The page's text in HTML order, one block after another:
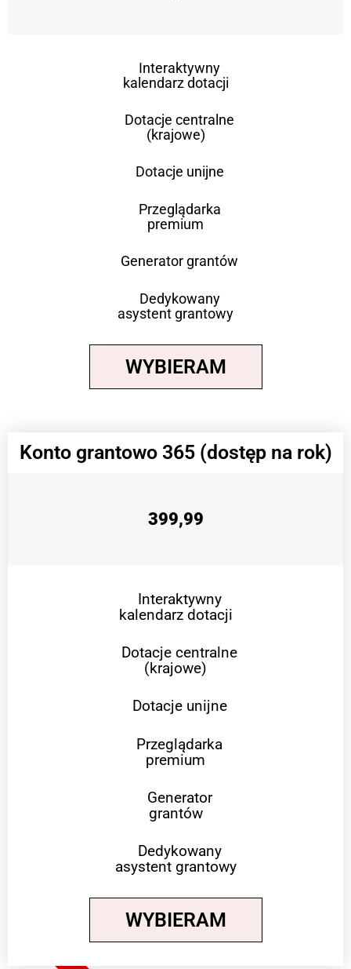
Interaktywny
kalendarz dotacji
Dotacje centralne
(krajowe)
Dotacje unijne
Przeglądarka
premium
Generator grantów
Dedykowany
asystent grantowy
WYBIERAM
Konto grantowo 365 (dostęp na rok)
399,99
Interaktywny
kalendarz dotacji
Dotacje centralne
(krajowe)
Dotacje unijne
Przeglądarka
premium
Generator
grantów
Dedykowany
asystent grantowy
WYBIERAM